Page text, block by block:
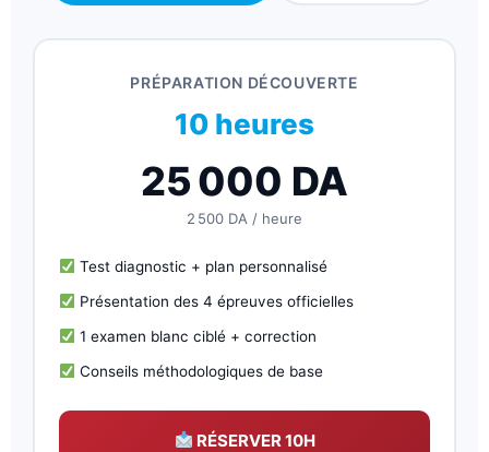
PRÉPARATION DÉCOUVERTE
10 heures
25 000 DA
2 500 DA / heure
Test diagnostic + plan personnalisé
Présentation des 4 épreuves officielles
1 examen blanc ciblé + correction
Conseils méthodologiques de base
RÉSERVER 10H